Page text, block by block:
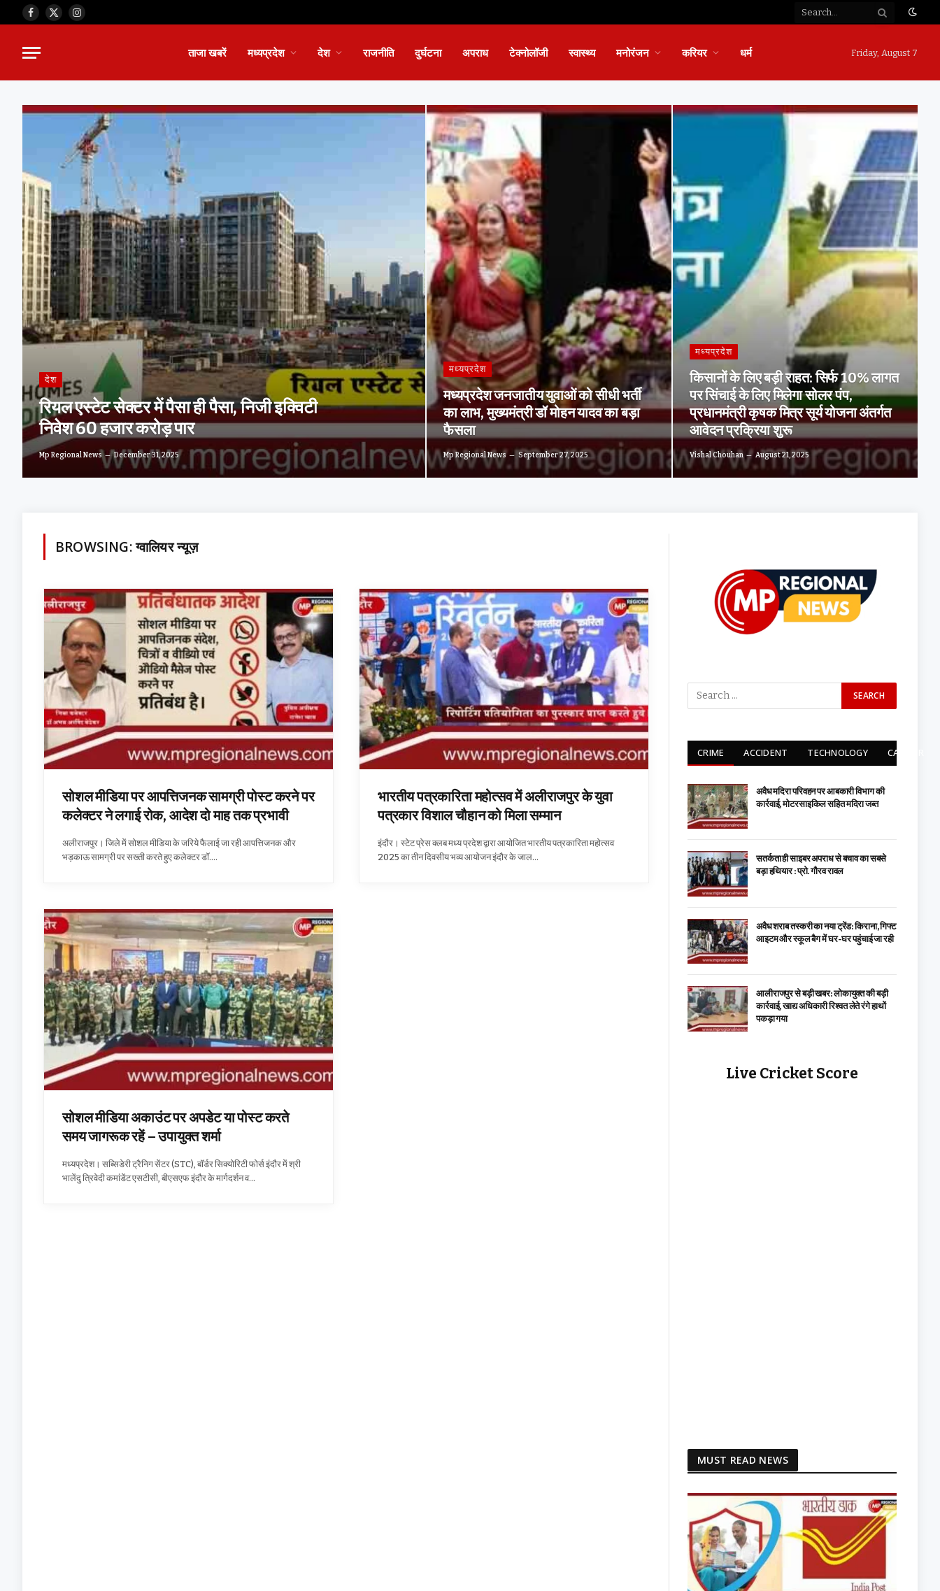
Facebook
X
Instagram
ताजा खबरें मध्यप्रदेश देश राजनीति दुर्घटना अपराध टेक्नोलॉजी स्वास्थ्य मनोरंजन करियर धर्म Friday, August 7
देश
रियल एस्टेट सेक्टर में पैसा ही पैसा, निजी इक्विटी
निवेश 60 हजार करोड़ पार
Mp Regional News December 31, 2025
मध्यप्रदेश
मध्यप्रदेश जनजातीय युवाओं को सीधी भर्ती
का लाभ, मुख्यमंत्री डॉ मोहन यादव का बड़ा
फैसला
Mp Regional News September 27, 2025
मध्यप्रदेश
किसानों के लिए बड़ी राहत: सिर्फ 10% लागत
पर सिंचाई के लिए मिलेगा सोलर पंप,
प्रधानमंत्री कृषक मित्र सूर्य योजना अंतर्गत
आवेदन प्रक्रिया शुरू
Vishal Chouhan August 21, 2025
BROWSING:ग्वालियर न्यूज़
सोशल मीडिया पर आपत्तिजनक सामग्री पोस्ट करने पर
कलेक्टर ने लगाई रोक, आदेश दो माह तक प्रभावी
अलीराजपुर। जिले में सोशल मीडिया के जरिये फैलाई जा रही आपत्तिजनक और
भड़काऊ सामग्री पर सख्ती करते हुए कलेक्टर डॉ.…
भारतीय पत्रकारिता महोत्सव में अलीराजपुर के युवा
पत्रकार विशाल चौहान को मिला सम्मान
इंदौर। स्टेट प्रेस क्लब मध्य प्रदेश द्वारा आयोजित भारतीय पत्रकारिता महोत्सव
2025 का तीन दिवसीय भव्य आयोजन इंदौर के जाल…
सोशल मीडिया अकाउंट पर अपडेट या पोस्ट करते
समय जागरूक रहें – उपायुक्त शर्मा
मध्यप्रदेश। सब्सिडेरी ट्रैनिग सेंटर (STC), बॉर्डर सिक्योरिटी फोर्स इंदौर में श्री
भालेंदु त्रिवेदी कमांडेंट एसटीसी, बीएसएफ इंदौर के मार्गदर्शन व…
CRIME ACCIDENT TECHNOLOGY CARRIER
अवैध मदिरा परिवहन पर आबकारी विभाग की
कार्रवाई, मोटरसाइकिल सहित मदिरा जब्त
सतर्कता ही साइबर अपराध से बचाव का सबसे
बड़ा हथियार : प्रो. गौरव रावल
अवैध शराब तस्करी का नया ट्रेंड: किराना, गिफ्ट
आइटम और स्कूल बैग में घर-घर पहुंचाई जा रही
आलीराजपुर से बड़ी खबर: लोकायुक्त की बड़ी
कार्रवाई, खाद्य अधिकारी रिश्वत लेते रंगे हाथों
पकड़ा गया
Live Cricket Score
MUST READ NEWS